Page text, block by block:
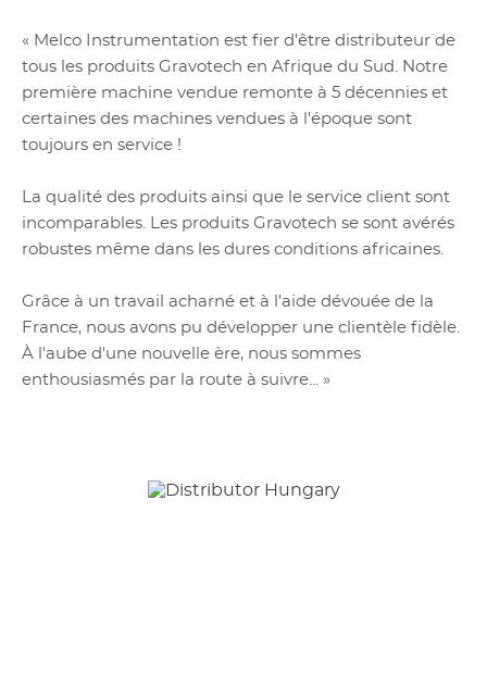
« Melco Instrumentation est fier d'être distributeur de
tous les produits Gravotech en Afrique du Sud. Notre
première machine vendue remonte à 5 décennies et
certaines des machines vendues à l'époque sont
toujours en service !
La qualité des produits ainsi que le service client sont
incomparables. Les produits Gravotech se sont avérés
robustes même dans les dures conditions africaines.
Grâce à un travail acharné et à l'aide dévouée de la
France, nous avons pu développer une clientèle fidèle.
À l'aube d'une nouvelle ère, nous sommes
enthousiasmés par la route à suivre... »